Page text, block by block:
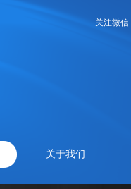
关注微信
关于我们